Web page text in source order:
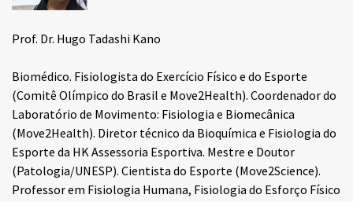
Prof. Dr. Hugo Tadashi Kano
Biomédico. Fisiologista do Exercício Físico e do Esporte
(Comitê Olímpico do Brasil e Move2Health). Coordenador do
Laboratório de Movimento: Fisiologia e Biomecânica
(Move2Health). Diretor técnico da Bioquímica e Fisiologia do
Esporte da HK Assessoria Esportiva. Mestre e Doutor
(Patologia/UNESP). Cientista do Esporte (Move2Science).
Professor em Fisiologia Humana, Fisiologia do Esforço Físico